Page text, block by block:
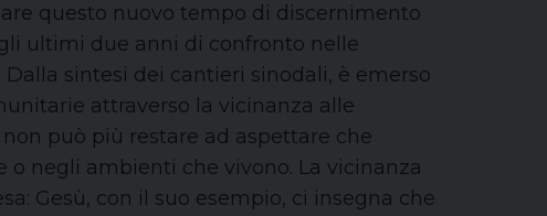
questo nuovo tempo di discernimento
ultimi due anni di confronto nelle
sintesi dei cantieri sinodali, è emerso
attraverso la vicinanza alle
può più restare ad aspettare che
o negli ambienti che vivono. La vicinanza
Gesù, con il suo esempio, ci insegna che